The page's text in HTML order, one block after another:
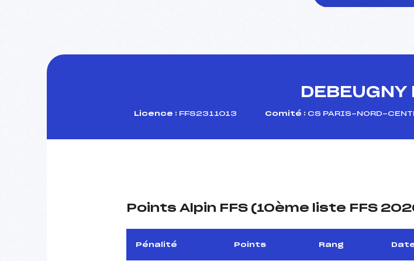
DEBEUGNY
Licence : FFS2311013 Comité : CS PARIS-NORD-
Points Alpin FFS (10ème liste FFS
Pénalité Points Rang